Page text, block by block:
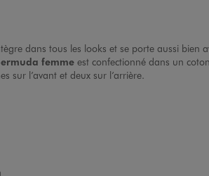
dans tous les looks et se porte aussi
femme est confectionné dans un
sur l’avant et deux sur l’arrière.